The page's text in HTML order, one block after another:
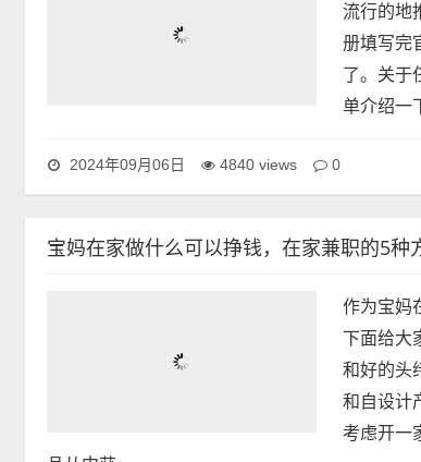
流行的地
册填写完
了。关于
单介绍一
2024年09月06日 4840 views 0
宝妈在家做什么可以挣钱，在家兼职的5种
作为宝妈
下面给
和好的头
和自设计
考虑开